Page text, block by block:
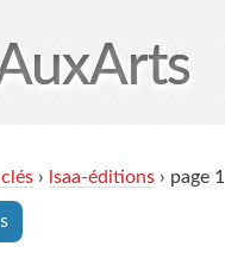
› lsaa-éditions › page 1